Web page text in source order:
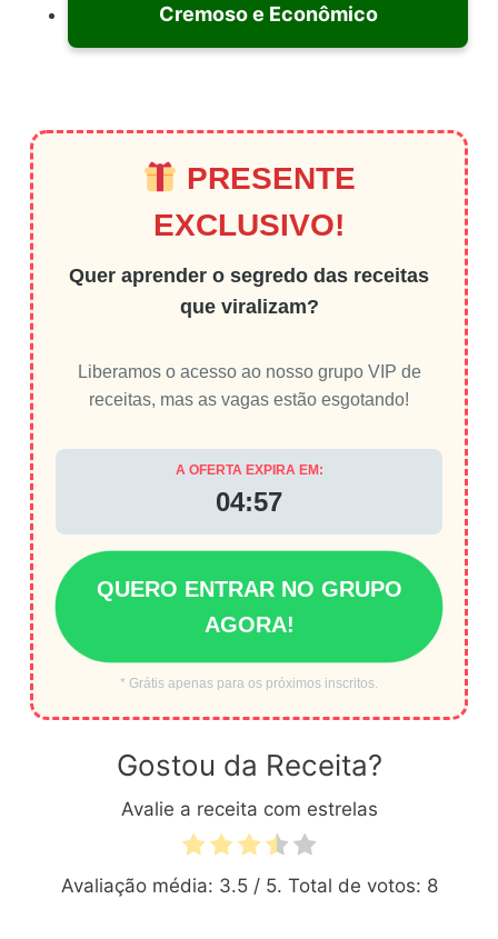
Cremoso e Econômico
PRESENTE
EXCLUSIVO!
Quer aprender o segredo das receitas
que viralizam?
Liberamos o acesso ao nosso grupo VIP de
receitas, mas as vagas estão esgotando!
A OFERTA EXPIRA EM:
04:56
QUERO ENTRAR NO GRUPO
AGORA!
* Grátis apenas para os próximos inscritos.
Gostou da Receita?
Avalie a receita com estrelas
Avaliação média: 3.5/ 5. Total de votos: 8